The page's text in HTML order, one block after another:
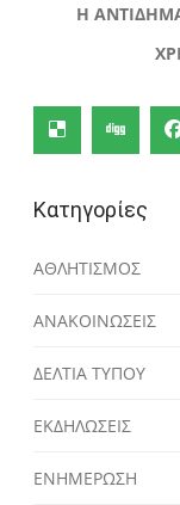
Η
Κατηγορίες
ΑΘΛΗΤΙΣΜΟΣ
ΑΝΑΚΟΙΝΩΣΕΙΣ
ΔΕΛΤΙΑ ΤΥΠΟΥ
ΕΚΔΗΛΩΣΕΙΣ
ΕΝΗΜΕΡΩΣΗ